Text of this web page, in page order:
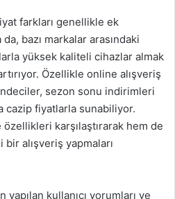
farkları genellikle ek
bazı markalar arasındaki
yüksek kaliteli cihazlar almak
Özellikle online alışveriş
sezon sonu indirimleri
cazip fiyatlarla sunabiliyor.
karşılaştırarak hem de
alışveriş yapmaları
kullanıcı yorumları ve